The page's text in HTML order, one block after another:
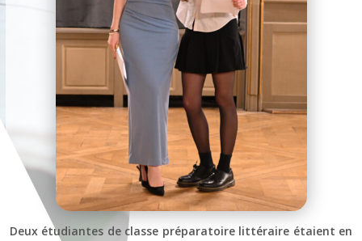
Deux étudiantes de classe préparatoire littéraire étaient en